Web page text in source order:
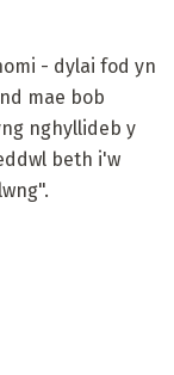
- dylai fod yn
mae bob
nghyllideb y
beth i'w